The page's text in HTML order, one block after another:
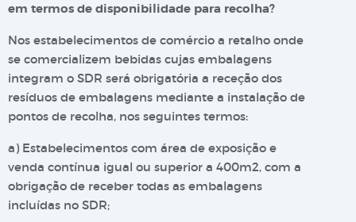
em termos de disponibilidade para recolha?
Nos estabelecimentos de comércio a retalho onde
se comercializem bebidas cujas embalagens
integram o SDR será obrigatória a receção dos
resíduos de embalagens mediante a instalação de
pontos de recolha, nos seguintes termos:
a) Estabelecimentos com área de exposição e
venda contínua igual ou superior a 400m2, com a
obrigação de receber todas as embalagens
incluídas no SDR;